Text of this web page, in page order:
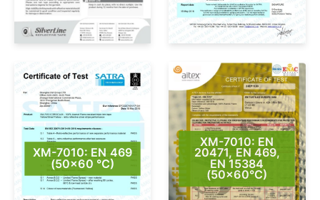
XM-7010: EN 469
(50×60 °C)
XM-7010: EN
20471, EN 469,
EN 15384
(50×60°C)